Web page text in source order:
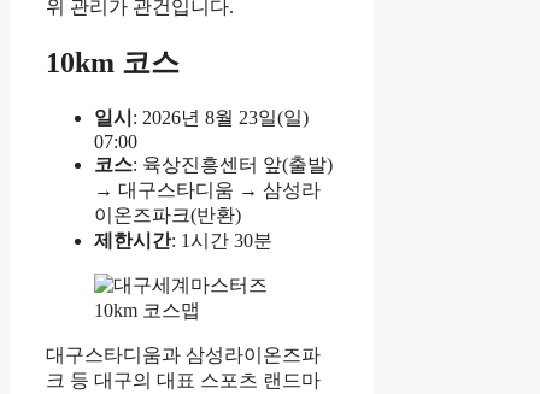
위 관리가 관건입니다.
10km 코스
일시 : 2026년 8월 23일(일)
07:00
코스: 육상진흥센터 앞(출발)
→ 대구스타디움 → 삼성라
이온즈파크(반환)
제한시간: 1시간 30분
대구스타디움과 삼성라이온즈파
크 등 대구의 대표 스포츠 랜드마